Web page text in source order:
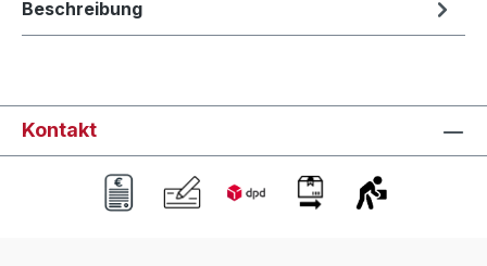
Beschreibung
Kontakt